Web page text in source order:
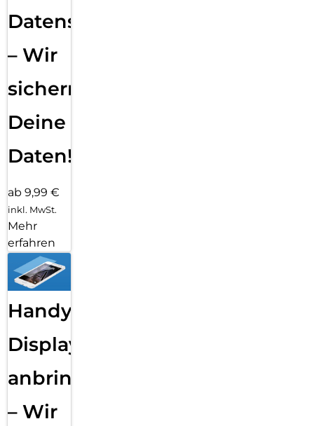
Datensicherung
– Wir
sichern
Deine
Daten!
ab 9,99 €
inkl. MwSt.
Mehr
erfahren
Handy
Displayfolie
anbringen
– Wir